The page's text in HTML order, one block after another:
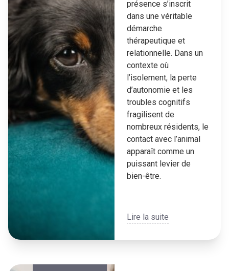
présence s’inscrit
dans une véritable
démarche
thérapeutique et
relationnelle. Dans un
contexte où
l’isolement, la perte
d’autonomie et les
troubles cognitifs
fragilisent de
nombreux résidents, le
contact avec l’animal
apparaît comme un
puissant levier de
bien-être.
Lire la suite